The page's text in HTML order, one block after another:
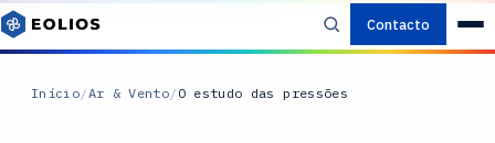
Contacto
Início/Ar & Vento/ O estudo das pressões